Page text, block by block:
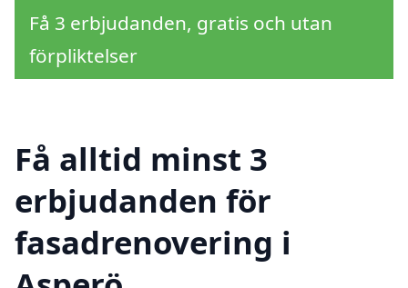
Få 3 erbjudanden, gratis och utan
förpliktelser
Få alltid minst 3
erbjudanden för
fasadrenovering i